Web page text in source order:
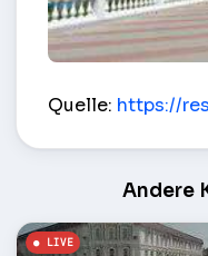
Quelle: https://
Andere